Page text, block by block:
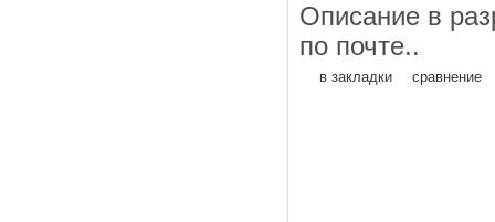
Описание в
по почте..
в закладки сравнение